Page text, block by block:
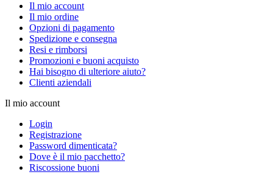
Il mio account
Il mio ordine
Opzioni di pagamento
Spedizione e consegna
Resi e rimborsi
Promozioni e buoni acquisto
Hai bisogno di ulteriore aiuto?
Clienti aziendali
Il mio account
Login
Registrazione
Password dimenticata?
Dove è il mio pacchetto?
Riscossione buoni